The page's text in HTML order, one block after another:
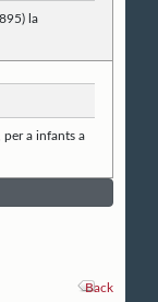
la
per a infants a
Back